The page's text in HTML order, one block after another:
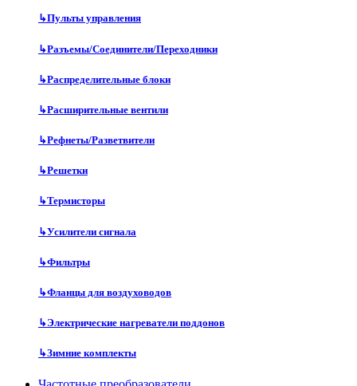
↳Пульты управления
↳Разъемы/Соединители/Переходники
↳Распределительные блоки
↳Расширительные вентили
↳Рефнеты/Разветвители
↳Решетки
↳Термисторы
↳Усилители сигнала
↳Фильтры
↳Фланцы для воздуховодов
↳Электрические нагреватели поддонов
↳Зимние комплекты